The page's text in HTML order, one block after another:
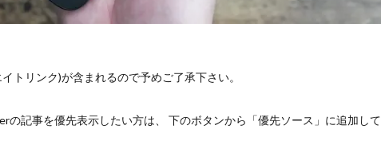
トリンク)が含まれるので予めご了承下さい。
の記事を優先表示したい方は、 下のボタンから「優先ソース」に追加して